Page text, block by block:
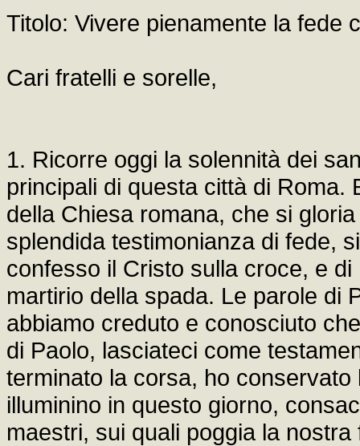
Titolo: Vivere pienamente la fede
Cari fratelli e sorelle,
1. Ricorre oggi la solennità dei
principali di questa città di
della Chiesa romana, che si
splendida testimonianza di fede,
confesso il Cristo sulla croce, e
martirio della spada. Le parole di
abbiamo creduto e conosciuto
di Paolo, lasciateci come
terminato la corsa, ho conservato
illuminino in questo giorno,
maestri, sui quali poggia la nostra